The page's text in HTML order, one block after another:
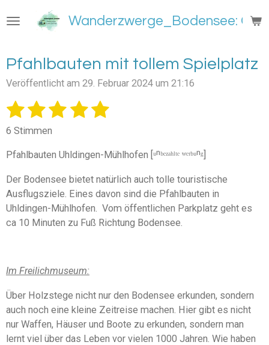
Hauptinhalt
Wanderzwerge_Bodensee:
Pfahlbauten mit tollem Spielplatz
Veröffentlicht am 29. Februar 2024 um 21:16
B
e
w
e
t
u
n
g
S
e
r
n
e
1
S
t
r
n
2
S
t
r
n
e
3
S
t
r
n
e
4
t
r
n
e
5
t
r
n
e
B
r
u
n
g
a
b
6 Stimmen
Pfahlbauten Uhldingen-Mühlhofen [ᵘⁿᵇᵉᶻᵃʰˡᵗᵉ ʷᵉʳᵇᵘⁿᵍ]
Der Bodensee bietet natürlich auch tolle touristische
Ausflugsziele. Eines davon sind die Pfahlbauten in
Uhldingen-Mühlhofen. Vom öffentlichen Parkplatz geht es
ca 10 Minuten zu Fuß Richtung Bodensee.
Im Freilichmuseum:
Über Holzstege nicht nur den Bodensee erkunden, sondern
auch noch eine kleine Zeitreise machen. Hier gibt es nicht
nur Waffen, Häuser und Boote zu erkunden, sondern man
lernt viel über das Leben vor vielen 1000 Jahren. Wie haben